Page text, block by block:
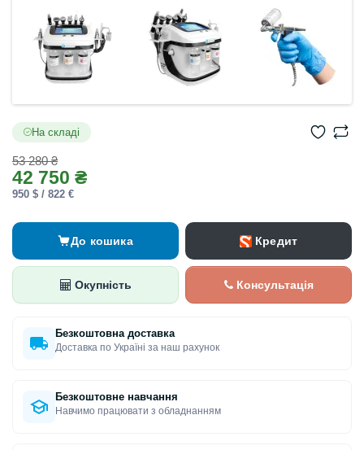
На складі
53 280 ₴
42 750 ₴
950 $ / 822 €
До кошика Кредит
Окупність Консультація
Безкоштовна доставка
Доставка по Україні за наш рахунок
Безкоштовне навчання
Навчимо працювати з обладнанням